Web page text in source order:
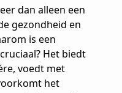
dan alleen een
gezondheid en
is een
Het biedt
voedt met
het